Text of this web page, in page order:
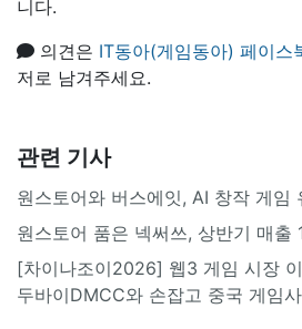
니다.
의견은 IT동아(게임동아) 페이스
저로 남겨주세요.
관련 기사
원스토어와 버스에잇, AI 창작 게임
원스토어 품은 넥써쓰, 상반기 매출
[차이나조이2026] 웹3 게임 시장
두바이DMCC와 손잡고 중국 게임